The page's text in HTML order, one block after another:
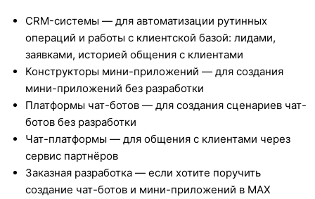
CRM-системы — для автоматизации рутинных
операций и работы с клиентской базой: лидами,
заявками, историей общения с клиентами
Конструкторы мини-приложений — для создания
мини-приложений без разработки
Платформы чат-ботов — для создания сценариев чат-
ботов без разработки
Чат-платформы — для общения с клиентами через
сервис партнёров
Заказная разработка — если хотите поручить
создание чат-ботов и мини-приложений в МАХ